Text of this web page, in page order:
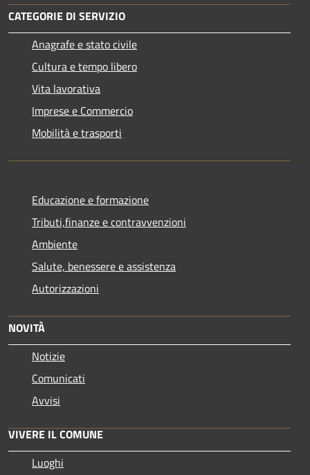
CATEGORIE DI SERVIZIO
Anagrafe e stato civile
Cultura e tempo libero
Vita lavorativa
Imprese e Commercio
Mobilità e trasporti
Educazione e formazione
Tributi,finanze e contravvenzioni
Ambiente
Salute, benessere e assistenza
Autorizzazioni
NOVITÀ
Notizie
Comunicati
Avvisi
VIVERE IL COMUNE
Luoghi